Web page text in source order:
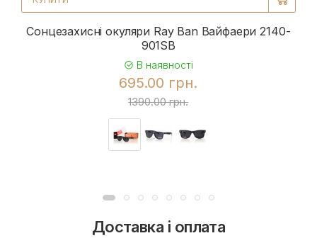
Сонцезахисні окуляри Ray Ban Вайфаери 2140-
901SB
В наявності
695.00 грн.
1390.00 грн.
Доставка і оплата